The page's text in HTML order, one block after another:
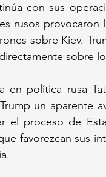
con sus
rusos
sobre Kiev.
sobre
en política rusa
un aparente
el proceso de
favorezcan sus